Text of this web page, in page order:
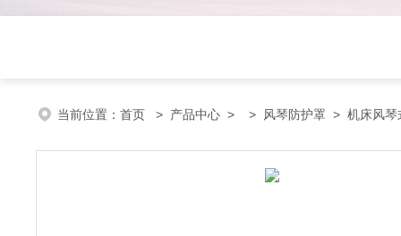
当前位置： 首页 > 产品中心 > > 风琴防护罩 > 机床风琴